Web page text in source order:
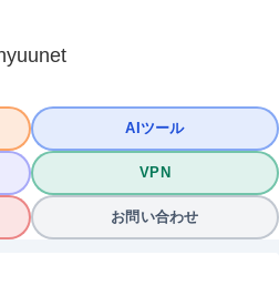
AIツール
VPN
お問い合わせ